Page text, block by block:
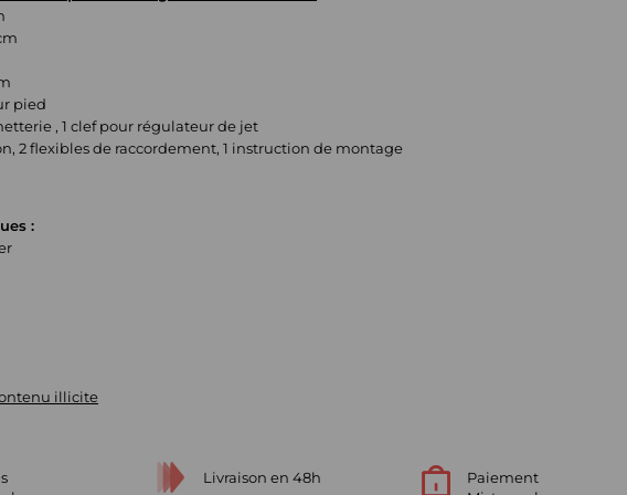
pied
, 1 clef pour régulateur de jet
2 flexibles de raccordement, 1 instruction de montage
:
illicite
Livraison en 48h
Paiement